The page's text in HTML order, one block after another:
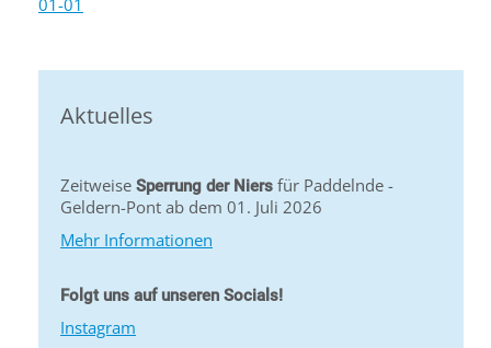
01-01
Aktuelles
Zeitweise Sperrung der Niers für Paddelnde -
Geldern-Pont ab dem 01. Juli 2026
Mehr Informationen
Folgt uns auf unseren Socials!
Instagram